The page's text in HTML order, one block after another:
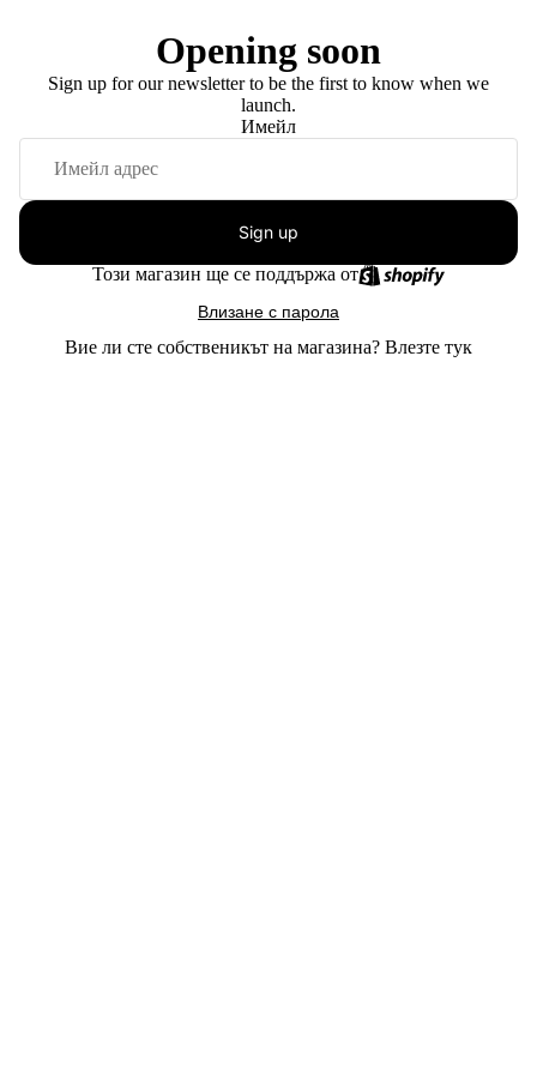
Opening soon
Sign up for our newsletter to be the first to know when we
launch.
Имейл
Sign up
Този магазин ще се поддържа от
Влизане с парола
Вие ли сте собственикът на магазина? Влезте тук